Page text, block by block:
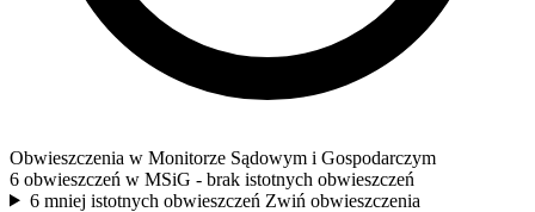
Obwieszczenia w Monitorze Sądowym i Gospodarczym
6 obwieszczeń w MSiG - brak istotnych obwieszczeń
6 mniej istotnych obwieszczeń Zwiń obwieszczenia